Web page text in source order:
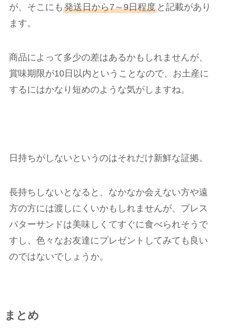
が、そこにも 発送日から7～9日程度と記載があり
ます。
商品によって多少の差はあるかもしれませんが、
賞味期限が10日以内ということなので、お土産に
するにはかなり短めのような気がしますね。
日持ちがしないというのはそれだけ新鮮な証拠。
長持ちしないとなると、なかなか会えない方や遠
方の方には渡しにくいかもしれませんが、プレス
バターサンドは美味しくてすぐに食べられそうで
すし、色々なお友達にプレゼントしてみても良い
のではないでしょうか。
まとめ